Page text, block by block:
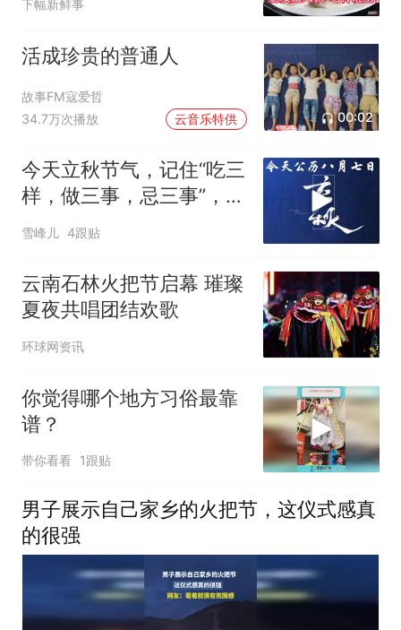
下幅新鲜事
活成珍贵的普通人
故事FM寇爱哲
34.7万次播放
云音乐特供 00:02
今天立秋节气，记住“吃三
样，做三事，忌三事”，老
传统不能丢
雪峰儿 4跟贴
云南石林火把节启幕 璀璨
夏夜共唱团结欢歌
环球网资讯
你觉得哪个地方习俗最靠
谱？
带你看看 1跟贴
男子展示自己家乡的火把节，这仪式感真
的很强